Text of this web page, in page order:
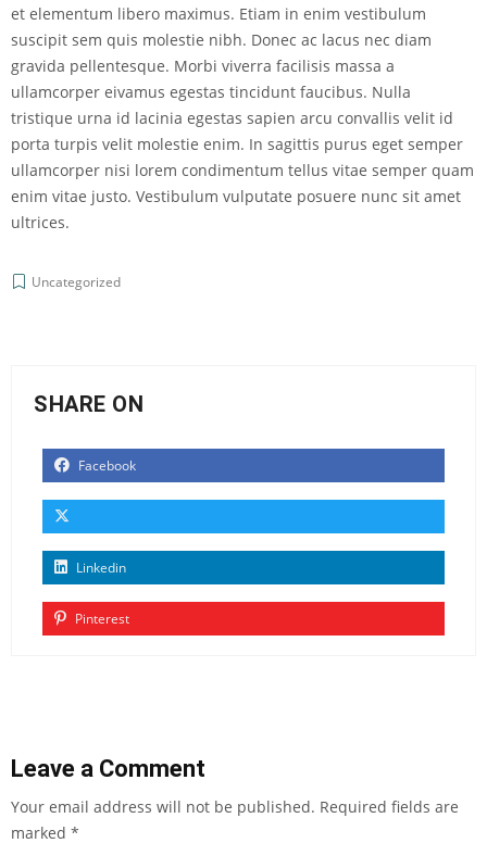
et elementum libero maximus. Etiam in enim vestibulum
suscipit sem quis molestie nibh. Donec ac lacus nec diam
gravida pellentesque. Morbi viverra facilisis massa a
ullamcorper eivamus egestas tincidunt faucibus. Nulla
tristique urna id lacinia egestas sapien arcu convallis velit id
porta turpis velit molestie enim. In sagittis purus eget semper
ullamcorper nisi lorem condimentum tellus vitae semper quam
enim vitae justo. Vestibulum vulputate posuere nunc sit amet
ultrices.
Uncategorized
SHARE ON
Facebook
Linkedin
Pinterest
Leave a Comment
Your email address will not be published. Required fields are
marked *